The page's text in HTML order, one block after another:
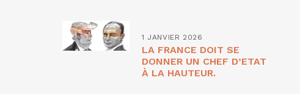
1 JANVIER 2026
LA FRANCE DOIT SE
DONNER UN CHEF D’ETAT
À LA HAUTEUR.